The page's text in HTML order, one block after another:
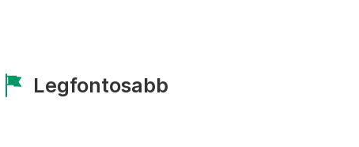
Legfontosabb